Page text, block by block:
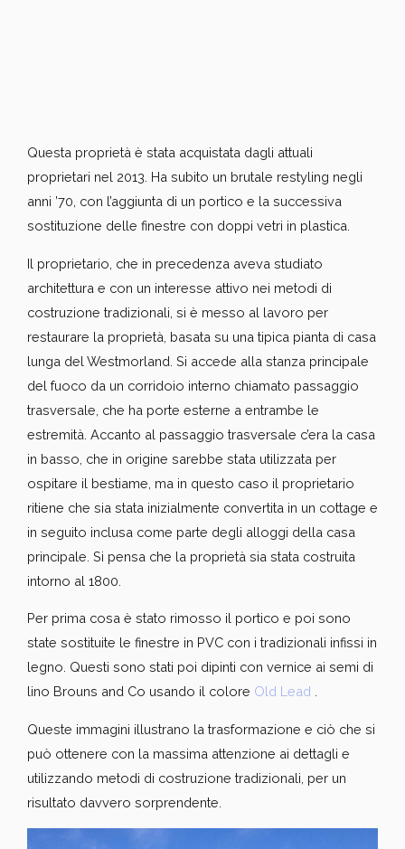
Questa proprietà è stata acquistata dagli attuali
proprietari nel 2013. Ha subito un brutale restyling negli
anni ’70, con l’aggiunta di un portico e la successiva
sostituzione delle finestre con doppi vetri in plastica.
Il proprietario, che in precedenza aveva studiato
architettura e con un interesse attivo nei metodi di
costruzione tradizionali, si è messo al lavoro per
restaurare la proprietà, basata su una tipica pianta di casa
lunga del Westmorland. Si accede alla stanza principale
del fuoco da un corridoio interno chiamato passaggio
trasversale, che ha porte esterne a entrambe le
estremità. Accanto al passaggio trasversale c’era la casa
in basso, che in origine sarebbe stata utilizzata per
ospitare il bestiame, ma in questo caso il proprietario
ritiene che sia stata inizialmente convertita in un cottage e
in seguito inclusa come parte degli alloggi della casa
principale. Si pensa che la proprietà sia stata costruita
intorno al 1800.
Per prima cosa è stato rimosso il portico e poi sono
state sostituite le finestre in PVC con i tradizionali infissi in
legno. Questi sono stati poi dipinti con vernice ai semi di
lino Brouns and Co usando il colore Old Lead .
Queste immagini illustrano la trasformazione e ciò che si
può ottenere con la massima attenzione ai dettagli e
utilizzando metodi di costruzione tradizionali, per un
risultato davvero sorprendente.